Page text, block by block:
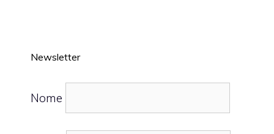
Newsletter
Nome